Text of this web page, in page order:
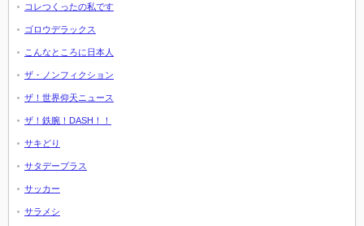
コレつくったの私です
ゴロウデラックス
こんなところに日本人
ザ・ノンフィクション
ザ！世界仰天ニュース
ザ！鉄腕！DASH！！
サキどり
サタデープラス
サッカー
サラメシ